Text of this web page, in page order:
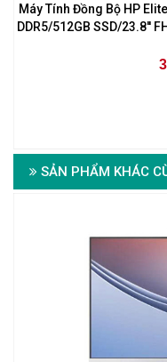
Máy Tính Đồng Bộ HP
DDR5/512GB SSD/23.8''
SẢN PHẨM KHÁC